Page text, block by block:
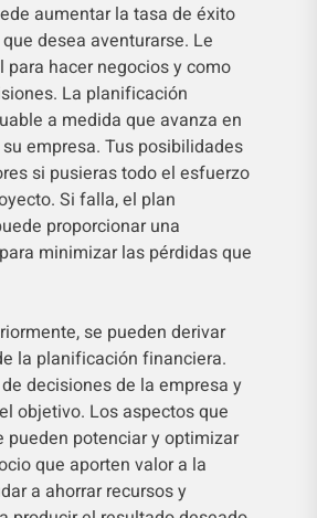
aumentar la tasa de éxito
desea aventurarse. Le
para hacer negocios y como
La planificación
a medida que avanza en
empresa. Tus posibilidades
si pusieras todo el esfuerzo
Si falla, el plan
proporcionar una
minimizar las pérdidas que
se pueden derivar
la planificación financiera.
decisiones de la empresa y
objetivo. Los aspectos que
pueden potenciar y optimizar
que aporten valor a la
a ahorrar recursos y